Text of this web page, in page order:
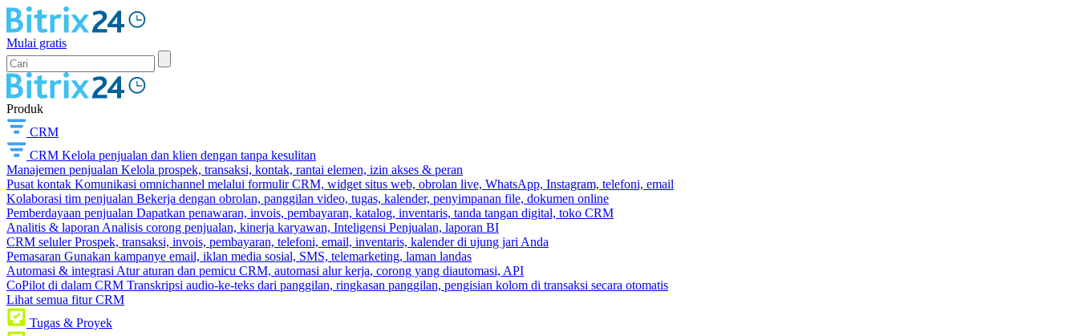
Mulai gratis
Produk
CRM
CRM Kelola penjualan dan klien dengan tanpa kesulitan
Manajemen penjualan Kelola prospek, transaksi, kontak, rantai elemen, izin akses & peran
Pusat kontak Komunikasi omnichannel melalui formulir CRM, widget situs web, obrolan live, WhatsApp, Instagram, telefoni, email
Kolaborasi tim penjualan Bekerja dengan obrolan, panggilan video, tugas, kalender, penyimpanan file, dokumen online
Pemberdayaan penjualan Dapatkan penawaran, invois, pembayaran, katalog, inventaris, tanda tangan digital, toko CRM
Analitis & laporan Analisis corong penjualan, kinerja karyawan, Inteligensi Penjualan, laporan BI
CRM seluler Prospek, transaksi, invois, pembayaran, telefoni, email, inventaris, kalender di ujung jari Anda
Pemasaran Gunakan kampanye email, iklan media sosial, SMS, telemarketing, laman landas
Automasi & integrasi Atur aturan dan pemicu CRM, automasi alur kerja, corong yang diautomasi, API
CoPilot di dalam CRM Transkripsi audio-ke-teks dari panggilan, ringkasan panggilan, pengisian kolom di transaksi secara otomatis
Lihat semua fitur CRM
Tugas & Proyek